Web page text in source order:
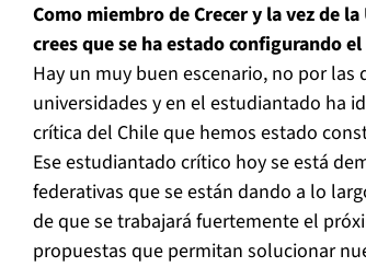
Como miembro de Crecer y la vez de
crees que se ha estado configurando
Hay un muy buen escenario, no por
universidades y en el estudiantado ha
crítica del Chile que hemos estado
Ese estudiantado crítico hoy se está
federativas que se están dando a lo
de que se trabajará fuertemente el
propuestas que permitan solucionar